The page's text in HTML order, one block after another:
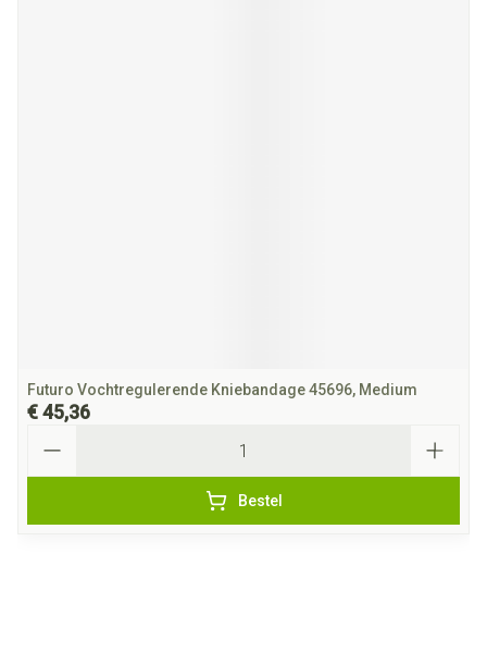
Futuro Vochtregulerende Kniebandage 45696, Medium
€ 45,36
Bestel